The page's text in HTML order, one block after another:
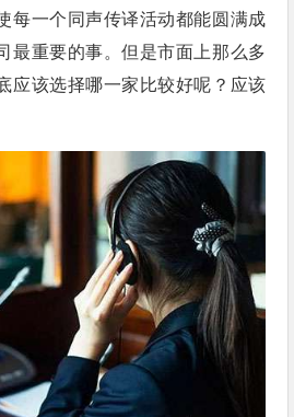
每一个同声传译活动都能圆满成
最重要的事。但是市面上那么多
应该选择哪一家比较好呢？应该